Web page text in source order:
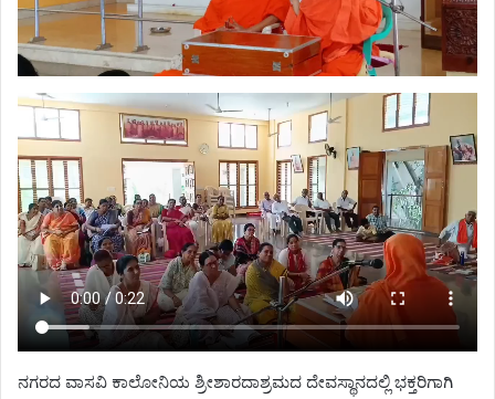
ನಗರದ ವಾಸವಿ ಕಾಲೋನಿಯ ಶ್ರೀಶಾರದಾಶ್ರಮದ ದೇವಸ್ಥಾನದಲ್ಲಿ ಭಕ್ತರಿಗಾಗಿ